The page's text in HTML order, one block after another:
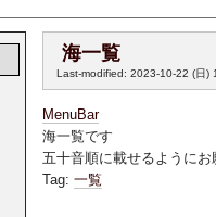
海一覧
Last-modified: 2023-10-22 (日)
MenuBar
海一覧です
五十音順に載せるようにお
Tag: 一覧